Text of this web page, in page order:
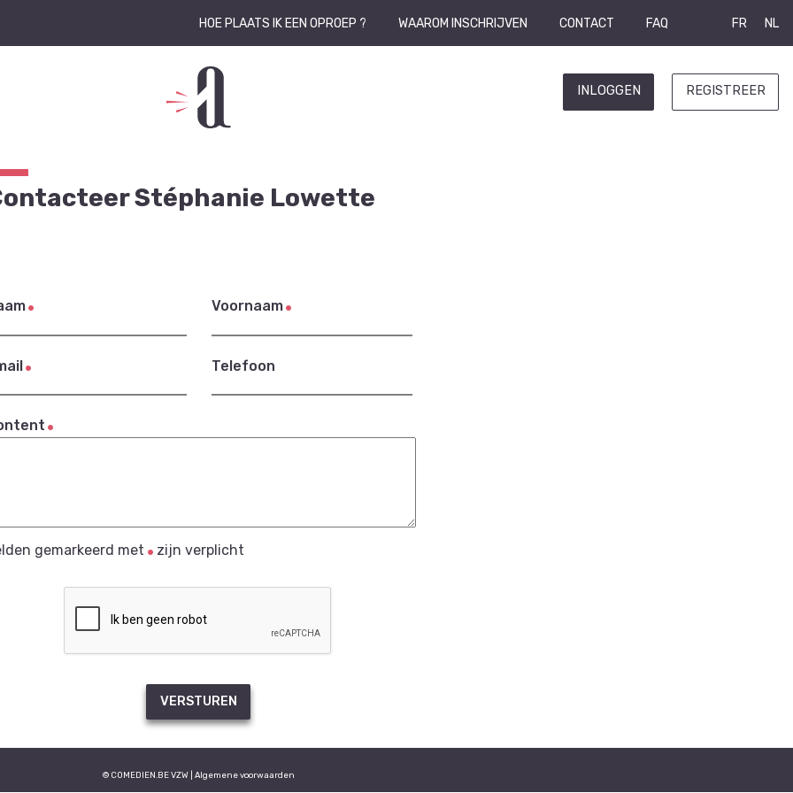
HOE PLAATS IK EEN OPROEP ? WAAROM INSCHRIJVEN CONTACT FAQ FR NL
INLOGGEN REGISTREER
Stéphanie Lowette
Voornaam
Telefoon
gemarkeerd met zijn verplicht
VERSTUREN
© COMEDIEN.BE VZW | Algemene voorwaarden